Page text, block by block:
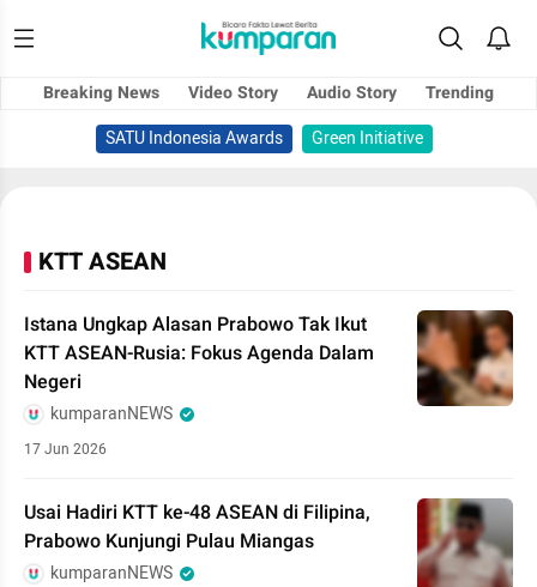
Breaking News Video Story Audio Story
Trending
SATU Indonesia Awards
Green Initiative
KTT ASEAN
Istana Ungkap Alasan Prabowo Tak Ikut
KTT ASEAN-Rusia: Fokus Agenda Dalam
Negeri
kumparanNEWS
17 Jun 2026
Usai Hadiri KTT ke-48 ASEAN di Filipina,
Prabowo Kunjungi Pulau Miangas
kumparanNEWS